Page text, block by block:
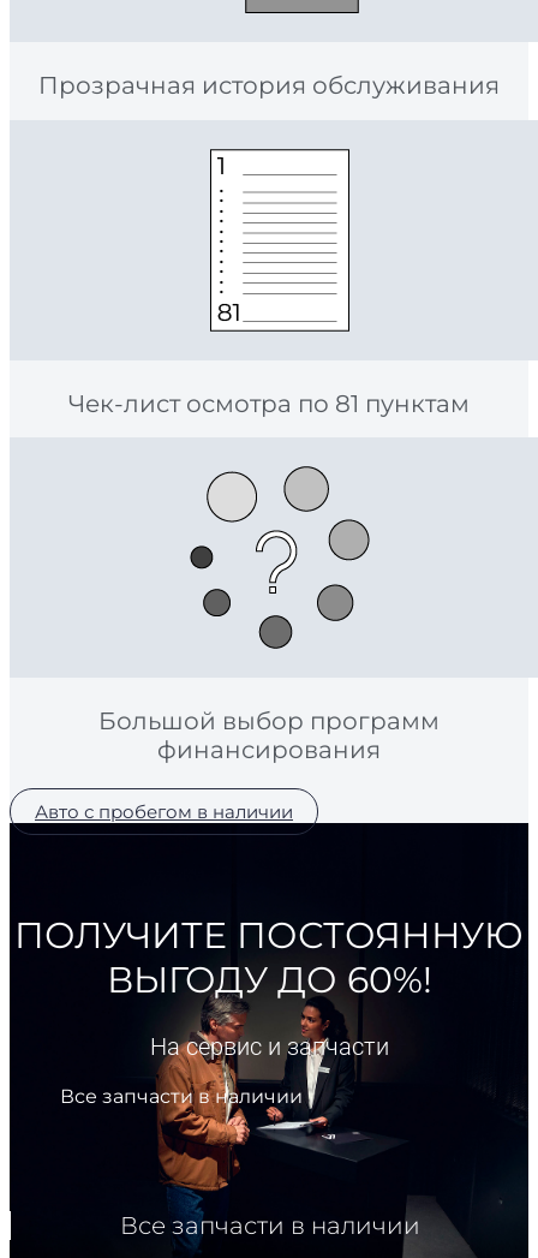
Прозрачная история обслуживания
Чек-лист осмотра по 81 пунктам
Большой выбор программ
финансирования
Авто с пробегом в наличии
ПОЛУЧИТЕ ПОСТОЯННУЮ
ВЫГОДУ ДО 60%!
На сервис и запчасти
Все запчасти в наличии
Все запчасти в наличии